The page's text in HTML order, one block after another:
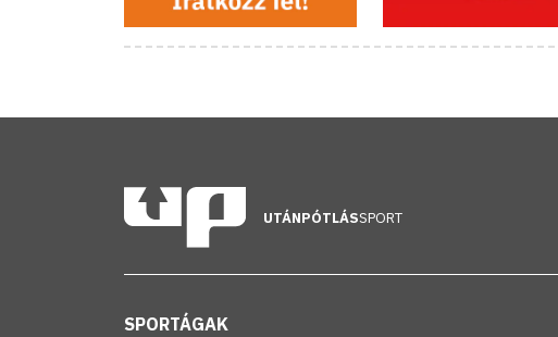
UTÁNPÓTLÁSSPORT
SPORTÁGAK